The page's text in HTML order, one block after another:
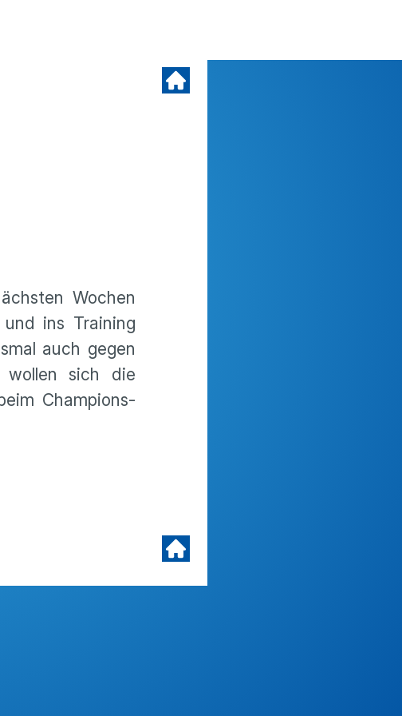
Wochen
ins Training
auch gegen
wollen sich die
Champions-